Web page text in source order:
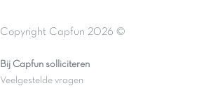
Copyright Capfun 2026 ©
Bij Capfun solliciteren
Veelgestelde vragen